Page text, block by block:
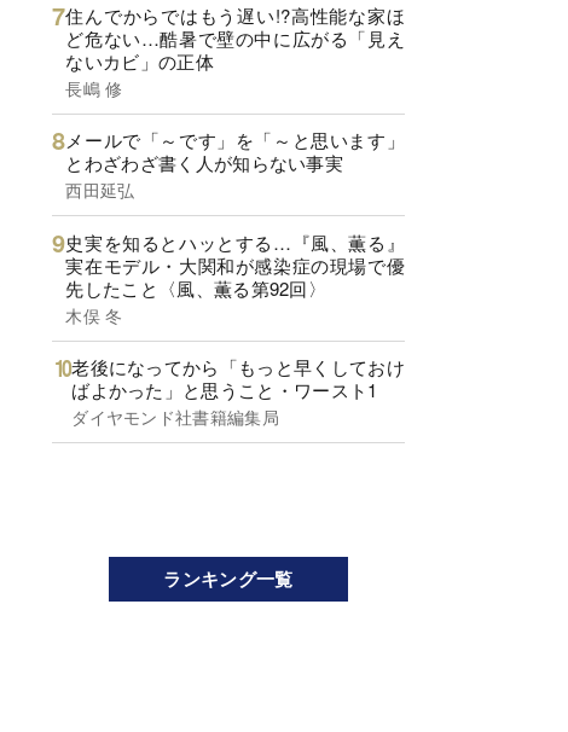
住んでからではもう遅い!?高性能な家ほ
ど危ない…酷暑で壁の中に広がる「見え
ないカビ」の正体
長嶋 修
メールで「～です」を「～と思います」
とわざわざ書く人が知らない事実
西田延弘
史実を知るとハッとする…『風、薫る』
実在モデル・大関和が感染症の現場で優
先したこと〈風、薫る第92回〉
木俣 冬
老後になってから「もっと早くしておけ
ばよかった」と思うこと・ワースト1
ダイヤモンド社書籍編集局
ランキング一覧